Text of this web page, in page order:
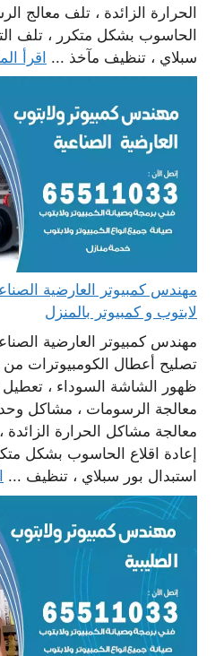
الحرارة الزائدة ، تلف معالج
الحاسوب بشكل متكرر ، تلف
سبلاي ، تنظيف مآخذ ... اقرأ
لابتوب و كمبيوتر بالمنزل
مهندس كمبيوتر العارضية
تصليح أعطال الكومبيوترات
ظهور الشاشة السوداء ،
معالجة الرسومات ، مشاكل
معالجة مشاكل الحرارة
إعادة اقلاع الحاسوب بشكل
استبدال بور سبلاي ، تنظيف ...